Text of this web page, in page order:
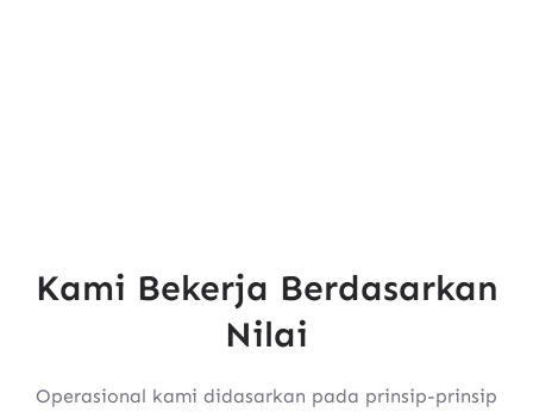
Kami Bekerja Berdasarkan
Nilai
Operasional kami didasarkan pada prinsip-prinsip